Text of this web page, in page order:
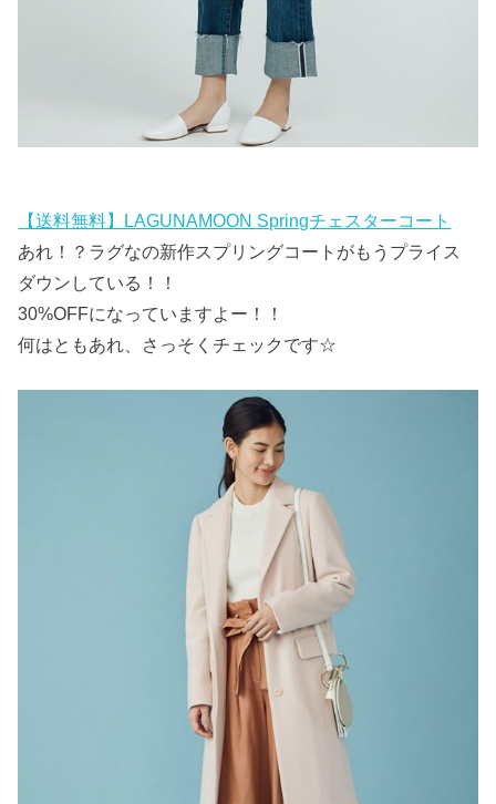
【送料無料】LAGUNAMOON Springチェスターコート
あれ！？ラグなの新作スプリングコートがもうプライス
ダウンしている！！
30%OFFになっていますよー！！
何はともあれ、さっそくチェックです☆